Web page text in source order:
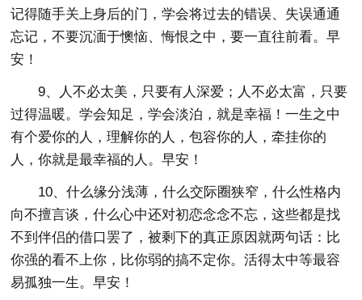
记得随手关上身后的门，学会将过去的错误、失误通通
忘记，不要沉湎于懊恼、悔恨之中，要一直往前看。早
安！
9、人不必太美，只要有人深爱；人不必太富，只要
过得温暖。学会知足，学会淡泊，就是幸福！一生之中
有个爱你的人，理解你的人，包容你的人，牵挂你的
人，你就是最幸福的人。早安！
10、什么缘分浅薄，什么交际圈狭窄，什么性格内
向不擅言谈，什么心中还对初恋念念不忘，这些都是找
不到伴侣的借口罢了，被剩下的真正原因就两句话：比
你强的看不上你，比你弱的搞不定你。活得太中等最容
易孤独一生。早安！